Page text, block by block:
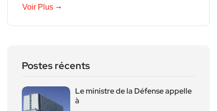
Voir Plus
Postes récents
Le ministre de la Défense appelle
à